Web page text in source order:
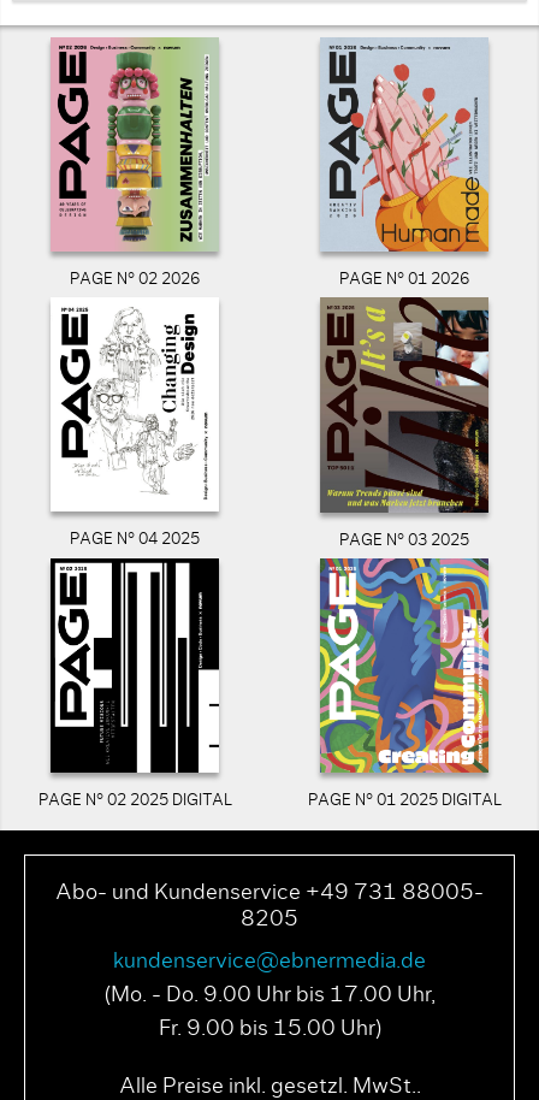
PAGE N° 02 2026 PAGE N° 01 2026
PAGE N° 04 2025 PAGE N° 03 2025
PAGE N° 02 2025 DIGITAL PAGE N° 01 2025 DIGITAL
Abo- und Kundenservice +49 731 88005-
8205
kundenservice@ebnermedia.de
(Mo. - Do. 9.00 Uhr bis 17.00 Uhr,
Fr. 9.00 bis 15.00 Uhr)
Alle Preise inkl. gesetzl. MwSt..